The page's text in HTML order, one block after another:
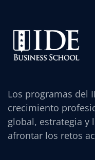
Los programas del
crecimiento
global, estrategia y
afrontar los retos